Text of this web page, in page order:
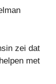
zei dat
met